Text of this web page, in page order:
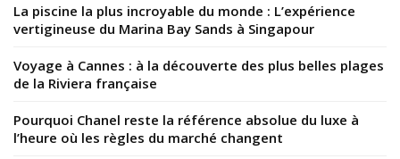
La piscine la plus incroyable du monde : L’expérience
vertigineuse du Marina Bay Sands à Singapour
Voyage à Cannes : à la découverte des plus belles plages
de la Riviera française
Pourquoi Chanel reste la référence absolue du luxe à
l’heure où les règles du marché changent